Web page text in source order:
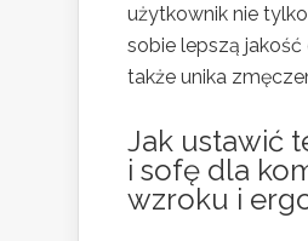
użytkownik nie
sobie lepszą jakość
także unika
Jak ustawić
i sofę dla
wzroku i